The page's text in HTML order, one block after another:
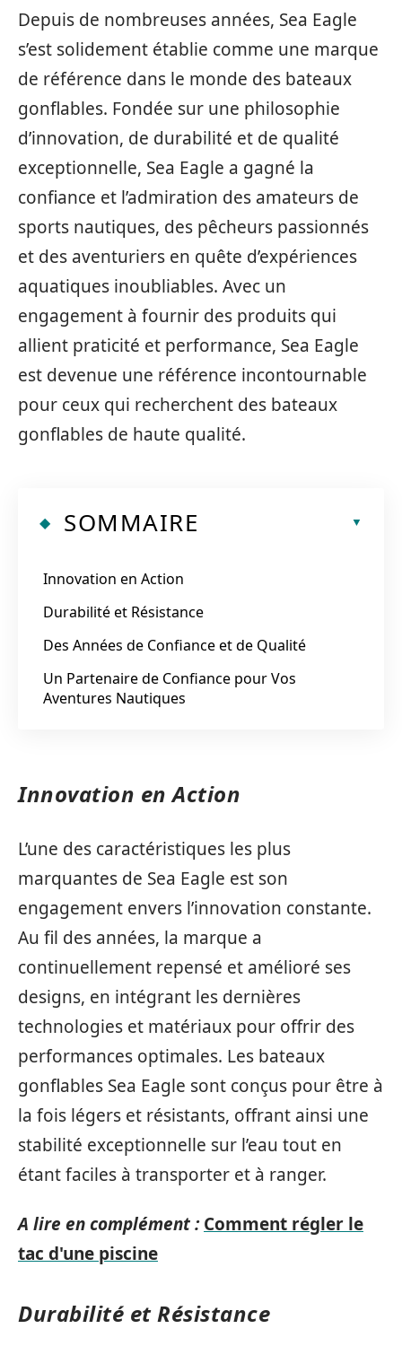
Depuis de nombreuses années, Sea Eagle
s’est solidement établie comme une marque
de référence dans le monde des bateaux
gonflables. Fondée sur une philosophie
d’innovation, de durabilité et de qualité
exceptionnelle, Sea Eagle a gagné la
confiance et l’admiration des amateurs de
sports nautiques, des pêcheurs passionnés
et des aventuriers en quête d’expériences
aquatiques inoubliables. Avec un
engagement à fournir des produits qui
allient praticité et performance, Sea Eagle
est devenue une référence incontournable
pour ceux qui recherchent des bateaux
gonflables de haute qualité.
SOMMAIRE
Innovation en Action
Durabilité et Résistance
Des Années de Confiance et de Qualité
Un Partenaire de Confiance pour Vos
Aventures Nautiques
Innovation en Action
L’une des caractéristiques les plus
marquantes de Sea Eagle est son
engagement envers l’innovation constante.
Au fil des années, la marque a
continuellement repensé et amélioré ses
designs, en intégrant les dernières
technologies et matériaux pour offrir des
performances optimales. Les bateaux
gonflables Sea Eagle sont conçus pour être à
la fois légers et résistants, offrant ainsi une
stabilité exceptionnelle sur l’eau tout en
étant faciles à transporter et à ranger.
A lire en complément : Comment régler le
tac d'une piscine
Durabilité et Résistance